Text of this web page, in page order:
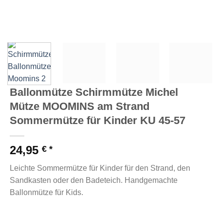
Ballonmütze Schirmmütze Michel
Mütze MOOMINS am Strand
Sommermütze für Kinder KU 45-57
24,95 €
Leichte Sommermütze für Kinder für den Strand, den
Sandkasten oder den Badeteich. Handgemachte
Ballonmütze für Kids.